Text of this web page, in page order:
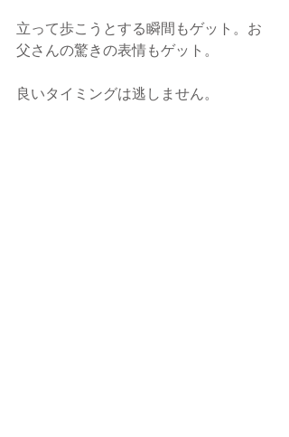
立って歩こうとする瞬間もゲット。お
父さんの驚きの表情もゲット。
良いタイミングは逃しません。